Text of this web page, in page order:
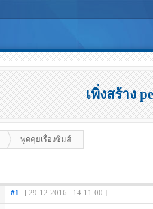
เพิ่งสร้าง
พูดคุยเรื่องซิมส์
#1 [ 29-12-2016 - 14:11:00 ]